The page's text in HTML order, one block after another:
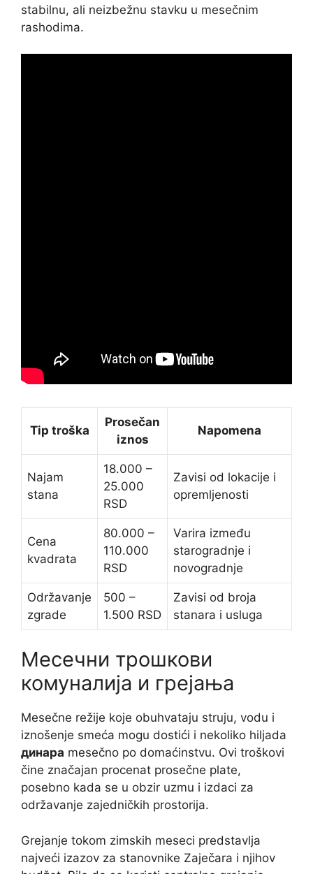
stabilnu, ali neizbežnu stavku u mesečnim
rashodima.
Tip troška
Prosečan
iznos
Napomena
Najam
stana
18.000 –
25.000
RSD
Zavisi od lokacije i
opremljenosti
Cena
kvadrata
80.000 –
110.000
RSD
Varira između
starogradnje i
novogradnje
Održavanje
zgrade
500 –
1.500 RSD
Zavisi od broja
stanara i usluga
Месечни трошкови
комуналија и грејања
Mesečne režije koje obuhvataju struju, vodu i
iznošenje smeća mogu dostići i nekoliko hiljada
динара mesečno po domaćinstvu. Ovi troškovi
čine značajan procenat prosečne plate,
posebno kada se u obzir uzmu i izdaci za
održavanje zajedničkih prostorija.
Grejanje tokom zimskih meseci predstavlja
najveći izazov za stanovnike Zaječara i njihov